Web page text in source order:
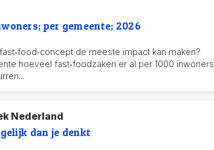
per gemeente; 2026
de meeste impact kan maken?
hoeveel fast‑foodzaken er al per 1000 inwoners
Nederland
dan je denkt